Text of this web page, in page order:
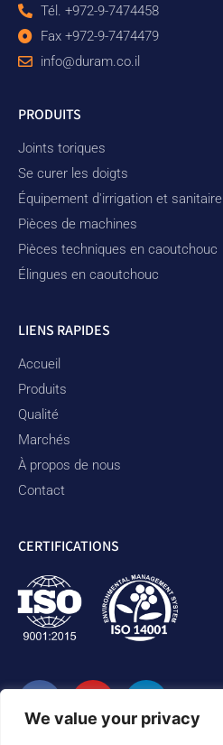
We value your privacy
Tél. +972-9-7474458
Fax +972-9-7474479
info@duram.co.il
PRODUITS
Joints toriques
Se curer les doigts
Équipement d'irrigation et sanitaire
Pièces de machines
Pièces techniques en caoutchouc
Élingues en caoutchouc
LIENS RAPIDES
Accueil
Produits
Qualité
Marchés
À propos de nous
Contact
CERTIFICATIONS